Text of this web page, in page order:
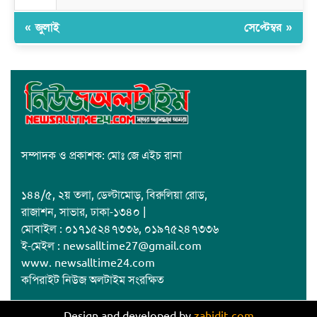
« জুলাই সেপ্টেম্বর »
সম্পাদক ও প্রকাশক: মোঃ জে এইচ রানা
১৪৪/৫, ২য় তলা, ডেল্টামোড়, বিরুলিয়া রোড,
রাজাশন, সাভার, ঢাকা-১৩৪০ |
মোবাইল : ০১৭১৫২৪৭৩৩৬, ০১৯৭৫২৪৭৩৩৬
ই-মেইল : newsalltime27@gmail.com
www. newsalltime24.com
কপিরাইট নিউজ অলটাইম সংরক্ষিত